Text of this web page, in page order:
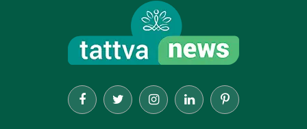
FacebookTwitter InstagramLinkedInPinterest